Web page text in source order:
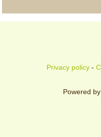
Privacy policy-
Powered by